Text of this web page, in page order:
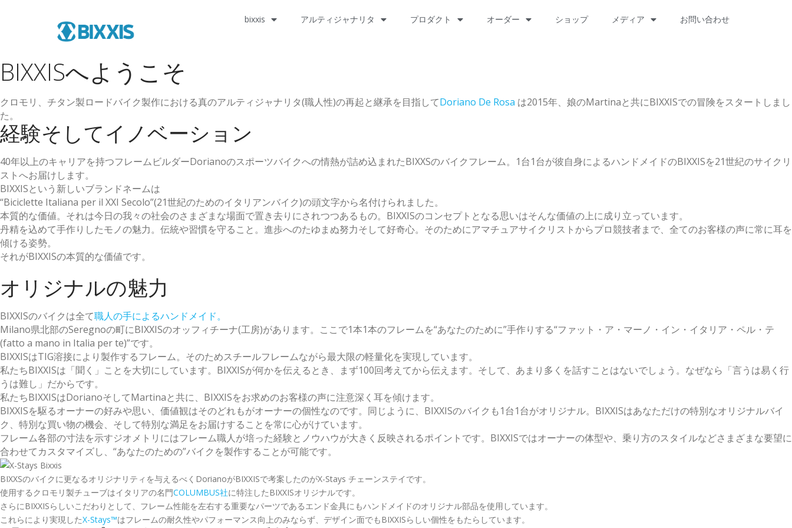
bixxis アルティジャナリタ プロダクト オーダー ショップ メディア お問い合わせ
BIXXISへようこそ
クロモリ、チタン製ロードバイク製作における真のアルティジャナリタ(職人性)の再起と継承を目指してDoriano De Rosa は2015年、娘のMartinaと共にBIXXISでの冒険をスタートしまし
た。
経験そしてイノベーション
40年以上のキャリアを持つフレームビルダーDorianoのスポーツバイクへの情熱が詰め込まれたBIXXSのバイクフレーム。1台1台が彼自身によるハンドメイドのBIXXISを21世紀のサイクリ
ストへお届けします。
BIXXISという新しいブランドネームは
“Biciclette Italiana per il XXI Secolo”(21世紀のためのイタリアンバイク)の頭文字から名付けられました。
本質的な価値。それは今日の我々の社会のさまざまな場面で置き去りにされつつあるもの。BIXXISのコンセプトとなる思いはそんな価値の上に成り立っています。
丹精を込めて手作りしたモノの魅力。伝統や習慣を守ること。進歩へのたゆまぬ努力そして好奇心。そのためにアマチュアサイクリストからプロ競技者まで、全てのお客様の声に常に耳を
傾ける姿勢。
それがBIXXISの本質的な価値です。
オリジナルの魅力
BIXXISのバイクは全て職人の手によるハンドメイド。
Milano県北部のSeregnoの町にBIXXISのオッフィチーナ(工房)があります。ここで1本1本のフレームを“あなたのために”手作りする“ファット・ア・マーノ・イン・イタリア・ペル・テ
(fatto a mano in Italia per te)”です。
BIXXISはTIG溶接により製作するフレーム。そのためスチールフレームながら最大限の軽量化を実現しています。
私たちBIXXISは「聞く」ことを大切にしています。BIXXISが何かを伝えるとき、まず100回考えてから伝えます。そして、あまり多くを話すことはないでしょう。なぜなら「言うは易く行
うは難し」だからです。
私たちBIXXISはDorianoそしてMartinaと共に、BIXXISをお求めのお客様の声に注意深く耳を傾けます。
BIXXISを駆るオーナーの好みや思い、価値観はそのどれもがオーナーの個性なのです。同じように、BIXXISのバイクも1台1台がオリジナル。BIXXISはあなただけの特別なオリジナルバイ
ク、特別な買い物の機会、そして特別な満足をお届けすることを常に心がけています。
フレーム各部の寸法を示すジオメトリにはフレーム職人が培った経験とノウハウが大きく反映されるポイントです。BIXXISではオーナーの体型や、乗り方のスタイルなどさまざまな要望に
合わせてカスタマイズし、“あなたのための”バイクを製作することが可能です。
BIXXSのバイクに更なるオリジナリティを与えるべくDorianoがBIXXISで考案したのがX-Stays チェーンステイです。
使用するクロモリ製チューブはイタリアの名門COLUMBUS社に特注したBIXXISオリジナルです。
さらにBIXXISらしいこだわりとして、フレーム性能を左右する重要なパーツであるエンド金具にもハンドメイドのオリジナル部品を使用しています。
これらにより実現したX-Stays™はフレームの耐久性やパフォーマンス向上のみならず、デザイン面でもBIXXISらしい個性をもたらしています。